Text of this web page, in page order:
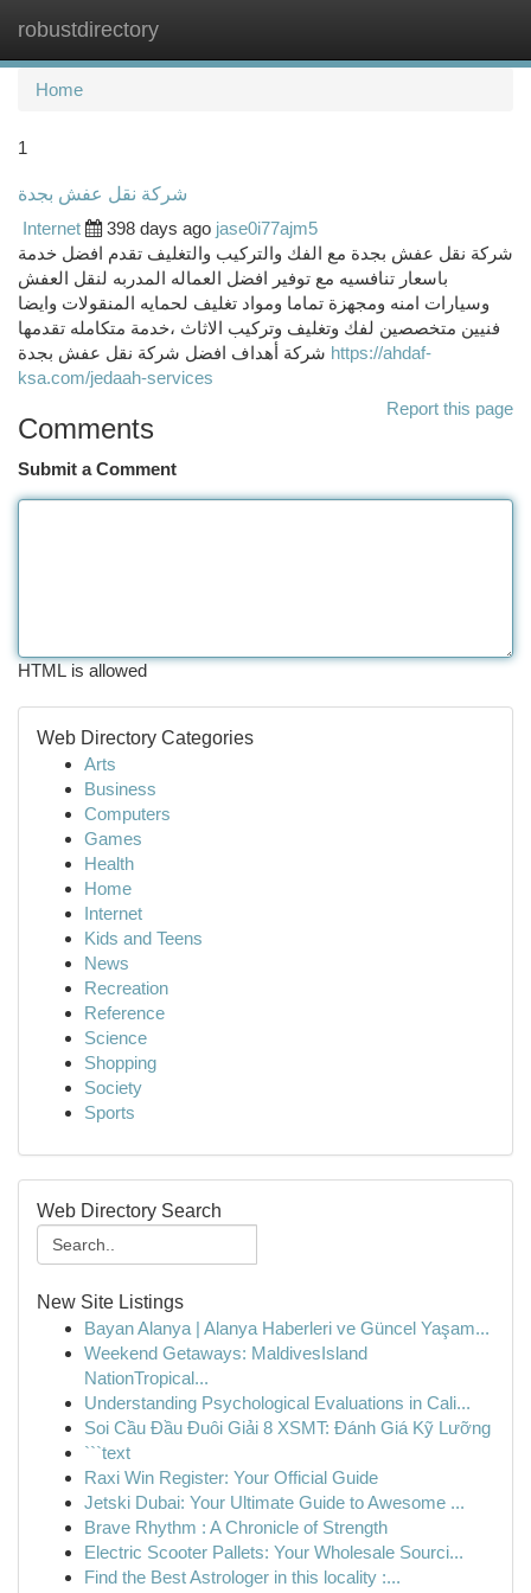
robustdirectory
Home
1
شركة نقل عفش بجدة
Internet
398 days ago jase0i77ajm5
شركة نقل عفش بجدة مع الفك والتركيب والتغليف تقدم افضل خدمة
باسعار تنافسيه مع توفير افضل العماله المدربه لنقل العفش
وسيارات امنه ومجهزة تماما ومواد تغليف لحمايه المنقولات وايضا
فنيين متخصصين لفك وتغليف وتركيب الاثاث ،خدمة متكامله تقدمها
https://ahdaf-
ksa.com/jedaah-services
Report this page
Comments
Submit a Comment
HTML is allowed
Web Directory Categories
Arts
Business
Computers
Games
Health
Home
Internet
Kids and Teens
News
Recreation
Reference
Science
Shopping
Society
Sports
Web Directory Search
New Site Listings
Bayan Alanya | Alanya Haberleri ve Güncel Yaşam...
Weekend Getaways: MaldivesIsland
NationTropical...
Understanding Psychological Evaluations in Cali...
Soi Cầu Đầu Đuôi Giải 8 XSMT: Đánh Giá Kỹ Lưỡng
```text
Raxi Win Register: Your Official Guide
Jetski Dubai: Your Ultimate Guide to Awesome ...
Brave Rhythm : A Chronicle of Strength
Electric Scooter Pallets: Your Wholesale Sourci...
Find the Best Astrologer in this locality :...